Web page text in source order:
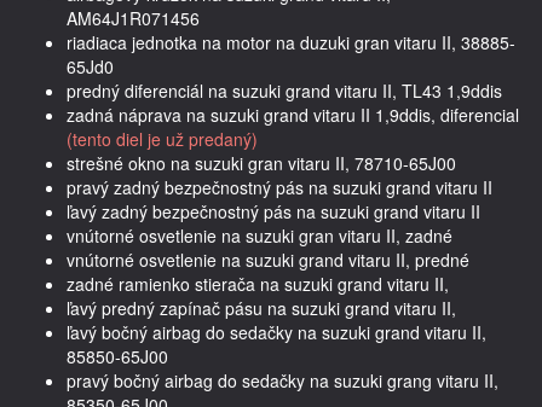
AM64J1R071456
riadiaca jednotka na motor na duzuki gran vitaru II, 38885-
65Jd0
predný diferenciál na suzuki grand vitaru II, TL43 1,9ddis
zadná náprava na suzuki grand vitaru II 1,9ddis, diferencial
(tento diel je už predaný)
strešné okno na suzuki gran vitaru II, 78710-65J00
pravý zadný bezpečnostný pás na suzuki grand vitaru II
ľavý zadný bezpečnostný pás na suzuki grand vitaru II
vnútorné osvetlenie na suzuki gran vitaru II, zadné
vnútorné osvetlenie na suzuki grand vitaru II, predné
zadné ramienko stierača na suzuki grand vitaru II,
ľavý predný zapínač pásu na suzuki grand vitaru II,
ľavý bočný airbag do sedačky na suzuki grand vitaru II,
85850-65J00
pravý bočný airbag do sedačky na suzuki grang vitaru II,